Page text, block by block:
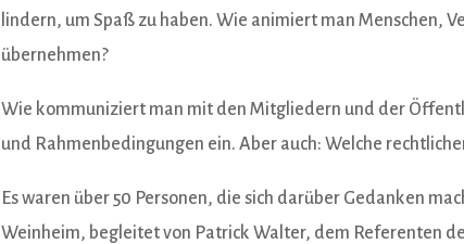
lindern, um Spaß zu haben. Wie animiert man Menschen,
übernehmen?
Wie kommuniziert man mit den Mitgliedern und der
und Rahmenbedingungen ein. Aber auch: Welche
Es waren über 50 Personen, die sich darüber Gedanken
Weinheim, begleitet von Patrick Walter, dem Referenten